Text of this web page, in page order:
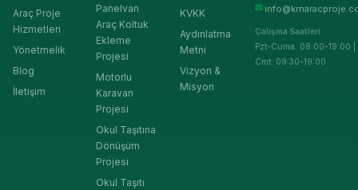
Araç Proje
Hizmetleri
Yönetmelik
Blog
İletişim
Panelvan
Araç Koltuk
Ekleme
Projesi
Motorlu
Karavan
Projesi
Okul Taşıtına
Dönüşüm
Projesi
Okul Taşıtı
KVKK
Aydınlatma
Metni
Vizyon &
Misyon
Çalışma Saatleri
Pzt-Cuma: 08:00-19:00 |
Cmt: 09:30-19:00